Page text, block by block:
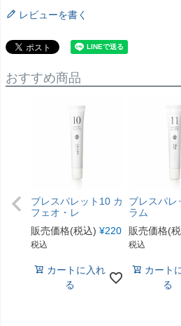
レビューを書く
おすすめ商品
ブレスパレット10 カ
フェオ・レ
販売価格(税込) ¥220
税込
カートに入れ
る
ブレスパレ
ラム
販売価格(
税込
カート
る